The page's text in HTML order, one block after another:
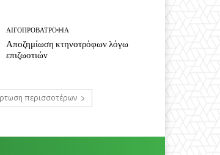
ΑΙΓΟΠΡΟΒΑΤΡΟΦΊΑ
Αποζημίωση κτηνοτρόφων λόγω
επιζωοτιών
περισσοτέρων